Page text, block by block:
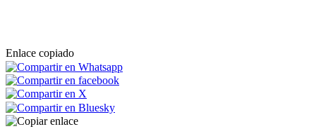
Enlace copiado